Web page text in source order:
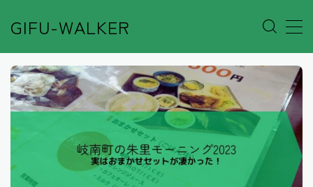
GIFU-WALKER
MENU
Author’s Voice
Café&Rest.
Event